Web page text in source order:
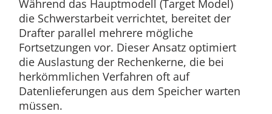
Während das Hauptmodell (Target Model)
die Schwerstarbeit verrichtet, bereitet der
Drafter parallel mehrere mögliche
Fortsetzungen vor. Dieser Ansatz optimiert
die Auslastung der Rechenkerne, die bei
herkömmlichen Verfahren oft auf
Datenlieferungen aus dem Speicher warten
müssen.